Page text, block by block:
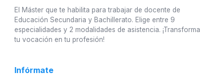
El Máster que te habilita para trabajar de docente de
Educación Secundaria y Bachillerato. Elige entre 9
especialidades y 2 modalidades de asistencia. ¡Transforma
tu vocación en tu profesión!
Infórmate